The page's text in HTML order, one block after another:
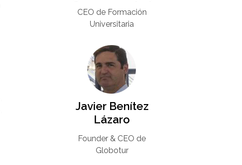
CEO de Formación
Universitaria​
Javier Benítez
Lázaro
Founder & CEO de
Globotur​